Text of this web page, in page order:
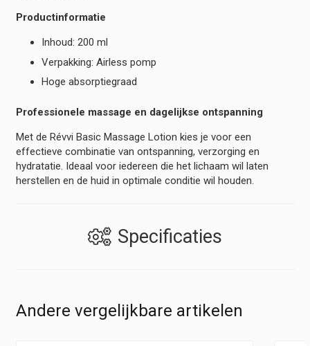
Productinformatie
Inhoud: 200 ml
Verpakking: Airless pomp
Hoge absorptiegraad
Professionele massage en dagelijkse ontspanning
Met de Révvi Basic Massage Lotion kies je voor een
effectieve combinatie van ontspanning, verzorging en
hydratatie. Ideaal voor iedereen die het lichaam wil laten
herstellen en de huid in optimale conditie wil houden.
Specificaties
Andere vergelijkbare artikelen